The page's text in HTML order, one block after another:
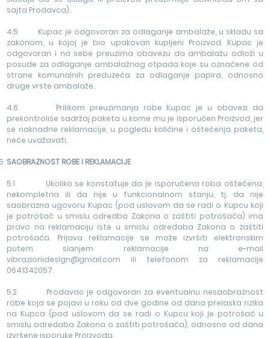
sajta Prodavca).
4.5 Kupac je odgovoran za odlaganje ambalaže, u skladu sa
zakonom, u kojoj je bio upakovan kupljeni Proizvod. Kupac je
odgovoran i na sebe preuzima obavezu da ambalažu odloži u
posude za odlaganje ambalažnog otpada koje su označene od
strane komunalnih preduzeća za odlaganje papira, odnosno
druge vrste ambalaže.
4.6 Prilikom preuzimanja robe Kupac je u obavezi da
prekontroliše sadržaj paketa u kome mu je isporučen Proizvod, jer
se naknadne reklamacije, u pogledu količine i oštećenja paketa,
neće uvažavati.
SAOBRAZNOST ROBE I REKLAMACIJE
5.1 Ukoliko se konstatuje da je isporučena roba oštećena,
nekompletna ili da nije u funkcionalnom stanju, tj. da nije
saobrazna ugovoru Kupac (pod uslovom da se radi o Kupcu koji
je potrošač u smislu odredba Zakona o zaštiti potrošača) ima
pravo na reklamaciju iste u smislu odredaba Zakona o zaštiti
potrošača. Prijava reklamacije se može izvršiti elektronskim
putem slanjem reklamacije na e-mail
vibrazionidesign@gmail.com ili telefonom za reklamacije
0641342057.
5.2 Prodavac je odgovoran za eventualnu nesaobraznost
robe koja se pojavi u roku od dve godine od dana prelaska rizika
na Kupca (pod uslovom da se radi o Kupcu koji je potrošač u
smislu odredaba Zakona o zaštiti potrošača), odnosno od dana
izvršene isporuke Proizvoda.